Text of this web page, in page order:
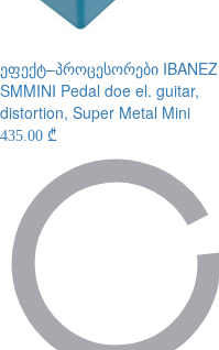
ეფექტ–პროცესორები IBANEZ
SMMINI Pedal doe el. guitar,
distortion, Super Metal Mini
435.00 ₾